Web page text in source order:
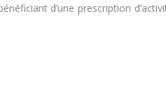
d’une prescription